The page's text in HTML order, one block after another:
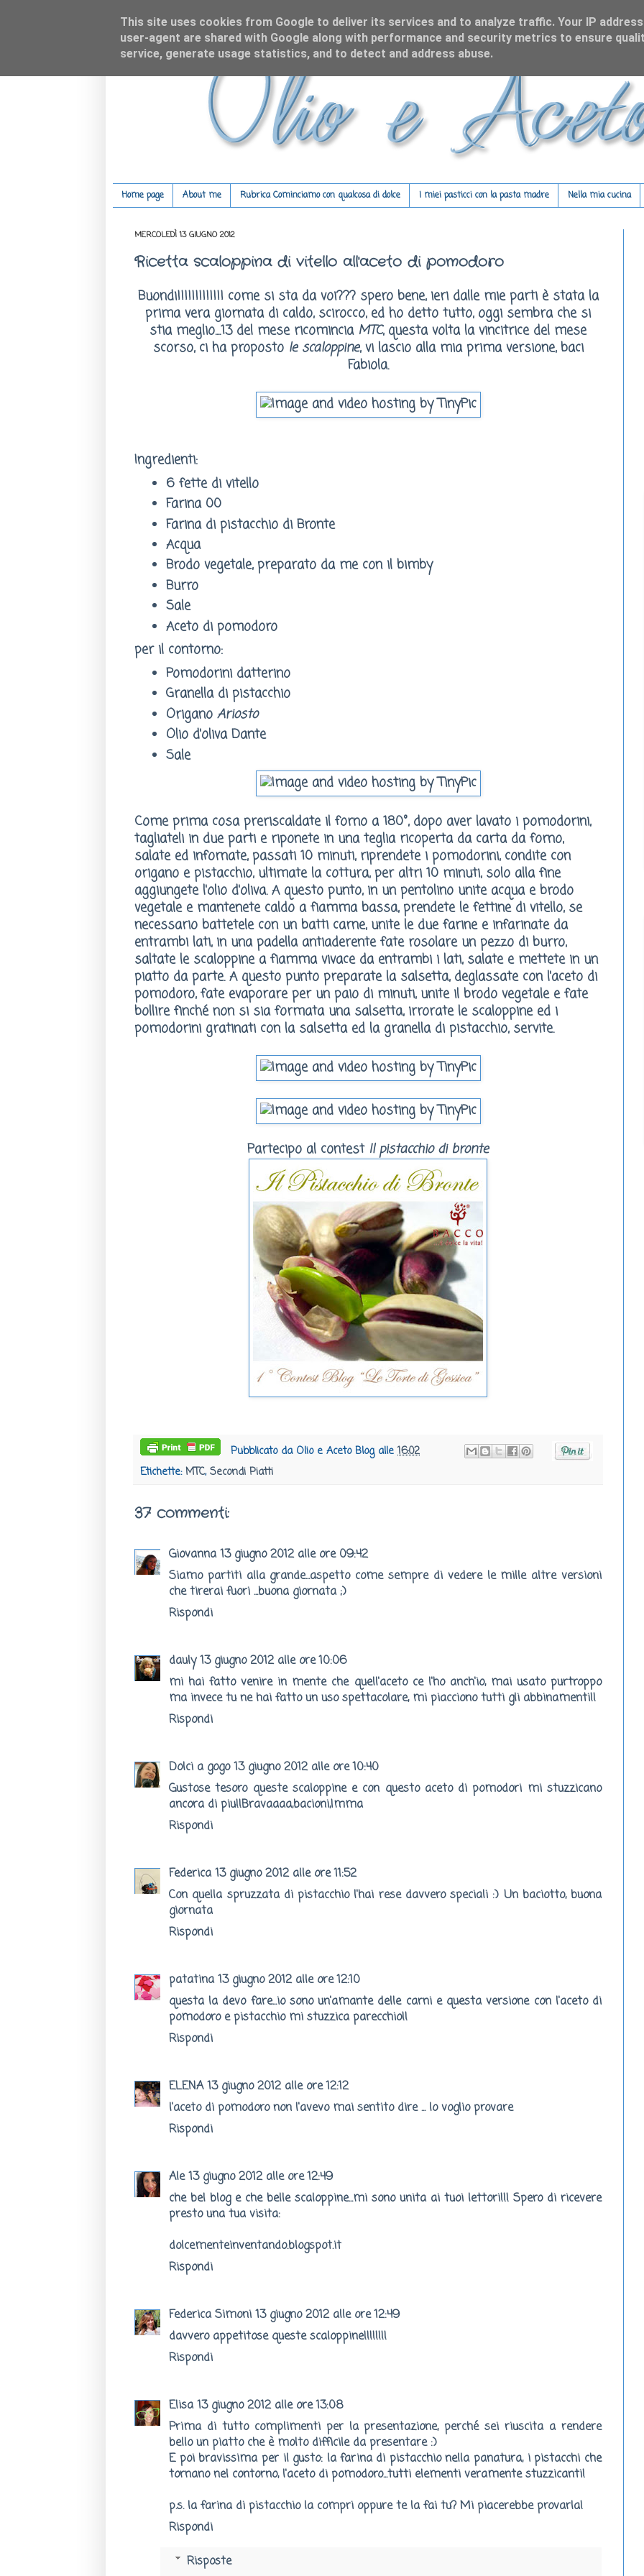
Home page About me Rubrica Cominciamo con qualcosa di dolce I miei pasticci con la pasta madre Nella mia cucina
MERCOLEDÌ 13 GIUGNO 2012
Ricetta scaloppina di vitello all'aceto di pomodoro
Buondi!!!!!!!!!!!!! come si sta da voi??? spero bene, ieri dalle mie parti è stata la
prima vera giornata di caldo, scirocco, ed ho detto tutto, oggi sembra che si
stia meglio....13 del mese ricominciaMTC, questa volta la vincitrice del mese
scorso, ci ha proposto le scaloppine, vi lascio alla mia prima versione, baci
Fabiola.
Ingredienti:
6 fette di vitello
Farina 00
Farina di pistacchio di Bronte
Acqua
Brodo vegetale, preparato da me con il bimby
Burro
Sale
Aceto di pomodoro
per il contorno:
Pomodorini datterino
Granella di pistacchio
Origano Ariosto
Olio d'oliva Dante
Sale
Come prima cosa preriscaldate il forno a 180°, dopo aver lavato i pomodorini,
tagliateli in due parti e riponete in una teglia ricoperta da carta da forno,
salate ed infornate, passati 10 minuti, riprendete i pomodorini, condite con
origano e pistacchio, ultimate la cottura, per altri 10 minuti, solo alla fine
aggiungete l'olio d'oliva. A questo punto, in un pentolino unite acqua e brodo
vegetale e mantenete caldo a fiamma bassa, prendete le fettine di vitello, se
necessario battetele con un batti carne, unite le due farine e infarinate da
entrambi lati, in una padella antiaderente fate rosolare un pezzo di burro,
saltate le scaloppine a fiamma vivace da entrambi i lati, salate e mettete in un
piatto da parte. A questo punto preparate la salsetta, deglassate con l'aceto di
pomodoro, fate evaporare per un paio di minuti, unite il brodo vegetale e fate
bollire finché non si sia formata una salsetta, irrorate le scaloppine ed i
pomodorini gratinati con la salsetta ed la granella di pistacchio, servite.
Partecipo al contestIl pistacchio di bronte
Pubblicato da Olio e Aceto Blog alle16:02
Etichette:MTC,Secondi Piatti
37 commenti:
Giovanna 13 giugno 2012 alle ore 09:42
Siamo partiti alla grande...aspetto come sempre di vedere le mille altre versioni
che tirerai fuori ...buona giornata ;)
Rispondi
dauly 13 giugno 2012 alle ore 10:06
mi hai fatto venire in mente che quell'aceto ce l'ho anch'io, mai usato purtroppo
ma invece tu ne hai fatto un uso spettacolare, mi piacciono tutti gli abbinamenti!!
Rispondi
Dolci a gogo 13 giugno 2012 alle ore 10:40
Gustose tesoro queste scaloppine e con questo aceto di pomodori mi stuzzicano
ancora di piu!!Bravaaaa,bacioni,Imma
Rispondi
Federica 13 giugno 2012 alle ore 11:52
Con quella spruzzata di pistacchio l'hai rese davvero speciali :) Un baciotto, buona
giornata
Rispondi
patatina 13 giugno 2012 alle ore 12:10
questa la devo fare...io sono un'amante delle carni e questa versione con l'aceto di
pomodoro e pistacchio mi stuzzica parecchio!!
Rispondi
ELENA 13 giugno 2012 alle ore 12:12
l'aceto di pomodoro non l'avevo mai sentito dire ... lo voglio provare
Rispondi
Ale 13 giugno 2012 alle ore 12:49
che bel blog e che belle scaloppine...mi sono unita ai tuoi lettori!!! Spero di ricevere
presto una tua visita:
dolcementeinventando.blogspot.it
Rispondi
Federica Simoni 13 giugno 2012 alle ore 12:49
davvero appetitose queste scaloppine!!!!!!!!
Rispondi
Elisa 13 giugno 2012 alle ore 13:08
Prima di tutto complimenti per la presentazione, perché sei riuscita a rendere
bello un piatto che è molto difficile da presentare :)
E poi bravissima per il gusto: la farina di pistacchio nella panatura, i pistacchi che
tornano nel contorno, l'aceto di pomodoro...tutti elementi veramente stuzzicanti!
p.s. la farina di pistacchio la compri oppure te la fai tu? Mi piacerebbe provarla!
Rispondi
Risposte
This site uses cookies from Google to deliver its services and to analyze traffic. Your IP address
user-agent are shared with Google along with performance and security metrics to ensure
service, generate usage statistics, and to detect and address abuse.